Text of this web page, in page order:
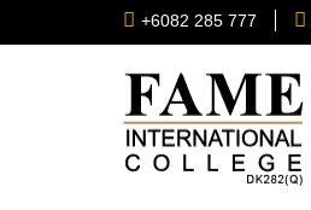
+6082 285 777